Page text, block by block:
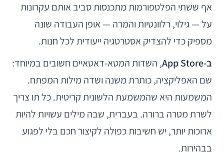
אף ששתי הפלטפורמות מתכנסות סביב אותם עקרונות
על — גילוי, רלוונטיות והמרה — אופן העבודה שונה
מספיק כדי להצדיק אסטרטגיה ייעודית לכל חנות.
ב-App Store
, השדות המטא-דאטאיים חשובים במיוחד:
שם האפליקציה, כותרת משנה ושדה מילות המפתח.
המשמעות היא שהמשמעת הלשונית קריטית. כל תו צריך
לשרת מטרה ברורה. בעברית, שבה מילים עשויות להיות
ארוכות יותר, יש חשיבות כפולה לקיצור חכם בלי לפגוע
בבהירות.